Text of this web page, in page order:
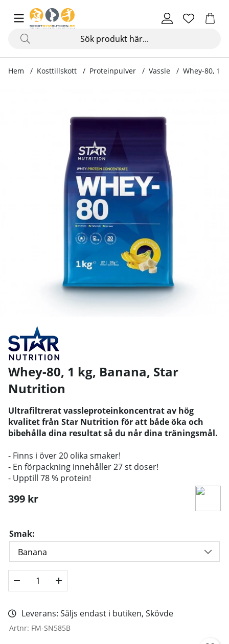
Hem Kosttillskott Proteinpulver Vassle Whey-80, 1
Whey-80, 1 kg, Banana, Star
Nutrition
Ultrafiltrerat vassleproteinkoncentrat av hög
kvalitet från Star Nutrition för att både öka och
bibehålla dina resultat så du når dina träningsmål.
- Finns i över 20 olika smaker!
- En förpackning innehåller 27 st doser!
- Upptill 78 % protein!
399 kr
Smak:
Leverans: Säljs endast i butiken, Skövde
Artnr: FM-SN585B